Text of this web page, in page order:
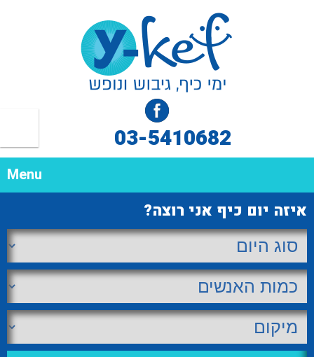
03-5410682
Menu
איזה יום כיף אני רוצה?